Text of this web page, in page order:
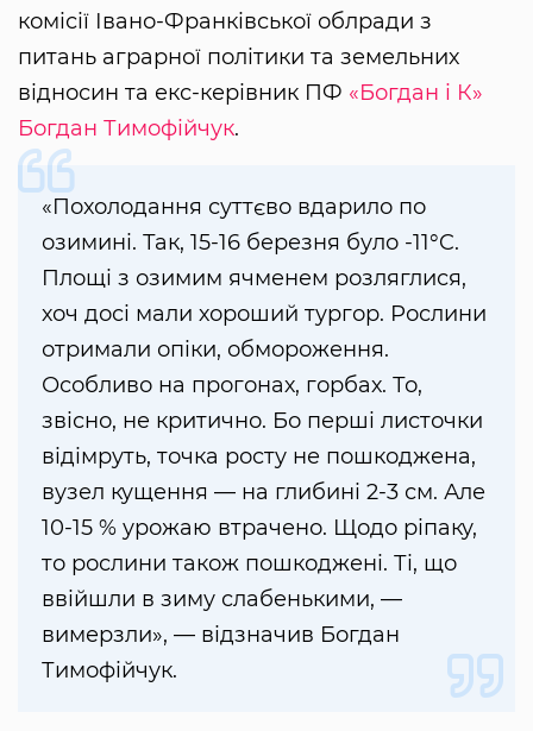
комісії Івано-Франківської облради з
питань аграрної політики та земельних
відносин та екс-керівник ПФ «Богдан і К»
Богдан Тимофійчук.
«Похолодання суттєво вдарило по
озимині. Так, 15-16 березня було -11°C.
Площі з озимим ячменем розляглися,
хоч досі мали хороший туpгор. Рослини
отримали опіки, обмороження.
Особливо на прогонах, горбах. То,
звісно, не критично. Бо перші листочки
відімруть, точка росту не пошкоджена,
вузел кущення — на глибині 2-3 см. Але
10-15 % урожаю втрачено. Щодо ріпаку,
то рослини також пошкоджені. Ті, що
ввійшли в зиму слабенькими, —
вимерзли», — відзначив Богдан
Тимофійчук.